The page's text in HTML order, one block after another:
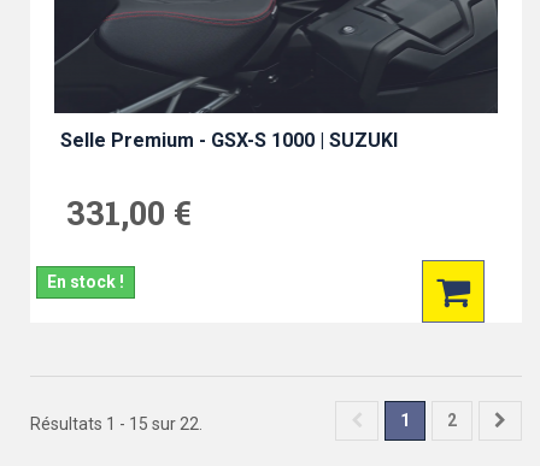
Selle Premium - GSX-S 1000 | SUZUKI
331,00 €
En stock !
1 2
Résultats 1 - 15 sur 22.